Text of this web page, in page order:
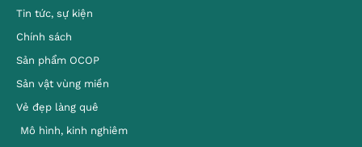
Tin tức, sự kiện
Chính sách
Sản phẩm OCOP
Sản vật vùng miền
Vẻ đẹp làng quê
Mô hình, kinh nghiêm